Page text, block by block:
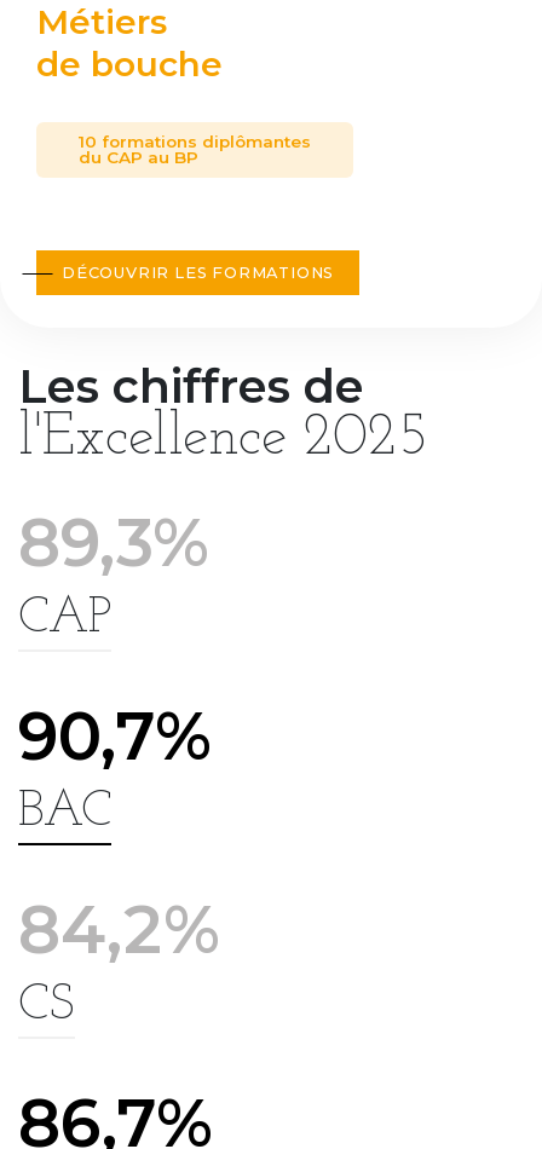
Métiers
de bouche
10 formations diplômantes
du CAP au BP
DÉCOUVRIR LES FORMATIONS
Les chiffres de
l'Excellence 2025
89,3%
CAP
90,7%
BAC
84,2%
CS
86,7%